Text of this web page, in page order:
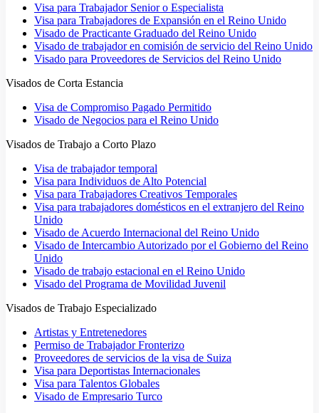
Visa para Trabajador Senior o Especialista
Visa para Trabajadores de Expansión en el Reino Unido
Visado de Practicante Graduado del Reino Unido
Visado de trabajador en comisión de servicio del Reino Unido
Visado para Proveedores de Servicios del Reino Unido
Visados de Corta Estancia
Visa de Compromiso Pagado Permitido
Visado de Negocios para el Reino Unido
Visados de Trabajo a Corto Plazo
Visa de trabajador temporal
Visa para Individuos de Alto Potencial
Visa para Trabajadores Creativos Temporales
Visa para trabajadores domésticos en el extranjero del Reino
Unido
Visado de Acuerdo Internacional del Reino Unido
Visado de Intercambio Autorizado por el Gobierno del Reino
Unido
Visado de trabajo estacional en el Reino Unido
Visado del Programa de Movilidad Juvenil
Visados de Trabajo Especializado
Artistas y Entretenedores
Permiso de Trabajador Fronterizo
Proveedores de servicios de la visa de Suiza
Visa para Deportistas Internacionales
Visa para Talentos Globales
Visado de Empresario Turco